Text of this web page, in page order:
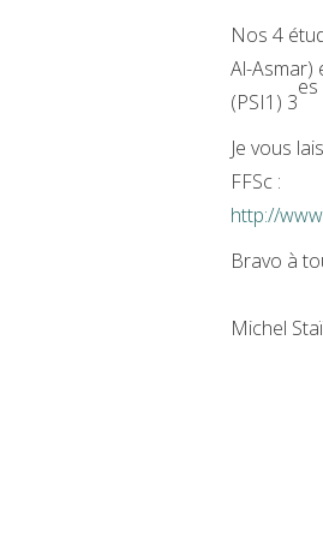
Nos 4
Al-Asmar)
(PSI1) 3
es
Je vous
FFSc :
http://
Bravo à
Michel